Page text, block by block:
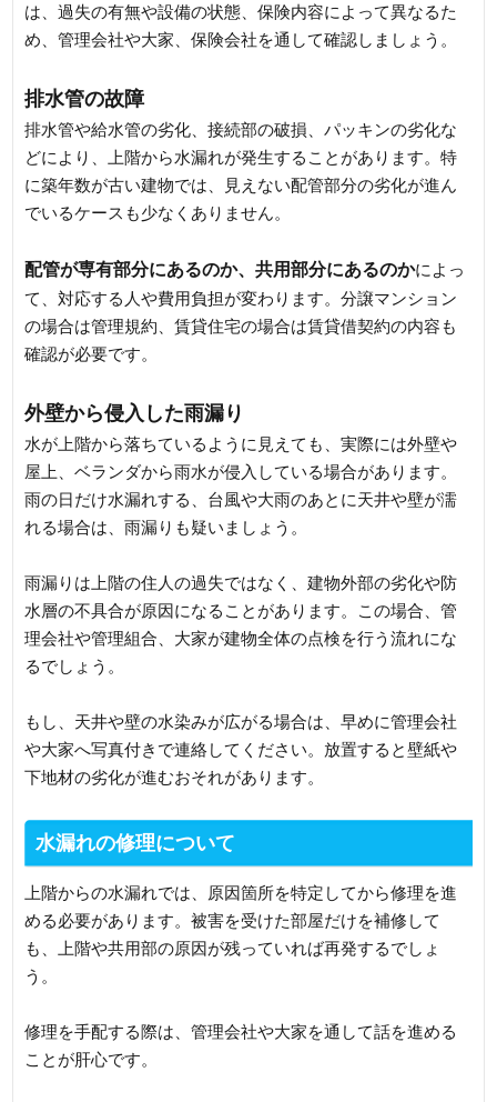
は、過失の有無や設備の状態、保険内容によって異なるた
め、管理会社や大家、保険会社を通して確認しましょう。
排水管の故障
排水管や給水管の劣化、接続部の破損、パッキンの劣化な
どにより、上階から水漏れが発生することがあります。特
に築年数が古い建物では、見えない配管部分の劣化が進ん
でいるケースも少なくありません。
配管が専有部分にあるのか、共用部分にあるのかによっ
て、対応する人や費用負担が変わります。分譲マンション
の場合は管理規約、賃貸住宅の場合は賃貸借契約の内容も
確認が必要です。
外壁から侵入した雨漏り
水が上階から落ちているように見えても、実際には外壁や
屋上、ベランダから雨水が侵入している場合があります。
雨の日だけ水漏れする、台風や大雨のあとに天井や壁が濡
れる場合は、雨漏りも疑いましょう。
雨漏りは上階の住人の過失ではなく、建物外部の劣化や防
水層の不具合が原因になることがあります。この場合、管
理会社や管理組合、大家が建物全体の点検を行う流れにな
るでしょう。
もし、天井や壁の水染みが広がる場合は、早めに管理会社
や大家へ写真付きで連絡してください。放置すると壁紙や
下地材の劣化が進むおそれがあります。
水漏れの修理について
上階からの水漏れでは、原因箇所を特定してから修理を進
める必要があります。被害を受けた部屋だけを補修して
も、上階や共用部の原因が残っていれば再発するでしょ
う。
修理を手配する際は、管理会社や大家を通して話を進める
ことが肝心です。